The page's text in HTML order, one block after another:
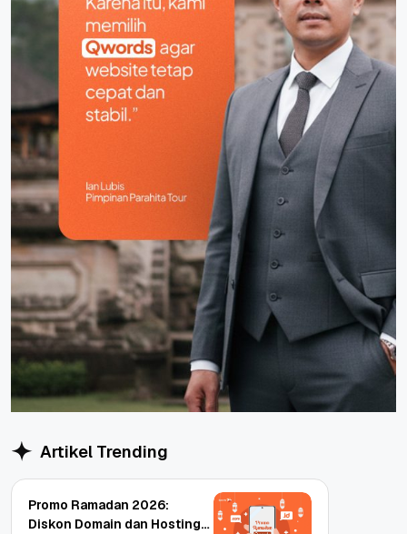
Artikel Trending
Promo Ramadan 2026:
Diskon Domain dan Hosting